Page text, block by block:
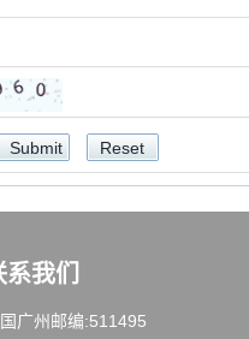
系我们
广州邮编:511495